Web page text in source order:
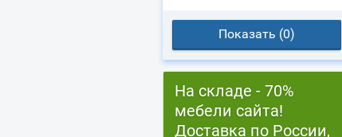
Показать (0)
На складе - 70%
мебели сайта!
Доставка по России,